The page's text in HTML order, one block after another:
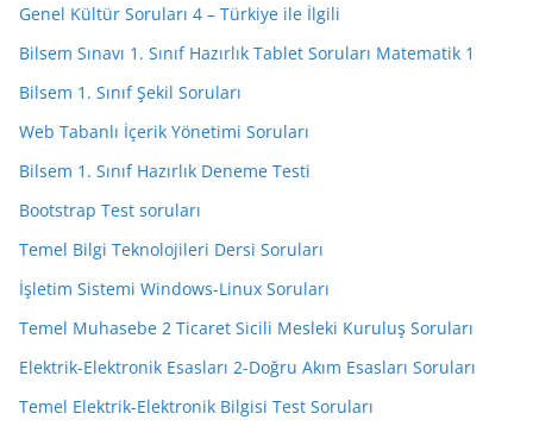
Genel Kültür Soruları 4 – Türkiye ile İlgili
Bilsem Sınavı 1. Sınıf Hazırlık Tablet Soruları Matematik 1
Bilsem 1. Sınıf Şekil Soruları
Web Tabanlı İçerik Yönetimi Soruları
Bilsem 1. Sınıf Hazırlık Deneme Testi
Bootstrap Test soruları
Temel Bilgi Teknolojileri Dersi Soruları
İşletim Sistemi Windows-Linux Soruları
Temel Muhasebe 2 Ticaret Sicili Mesleki Kuruluş Soruları
Elektrik-Elektronik Esasları 2-Doğru Akım Esasları Soruları
Temel Elektrik-Elektronik Bilgisi Test Soruları